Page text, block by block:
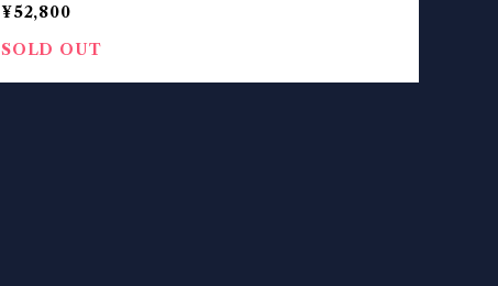
¥52,800
SOLD OUT